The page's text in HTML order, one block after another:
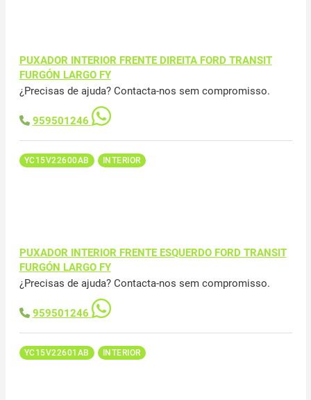
PUXADOR INTERIOR FRENTE DIREITA FORD TRANSIT
FURGÓN LARGO FY
¿Precisas de ajuda? Contacta-nos sem compromisso.
959501246
YC15V22600AB INTERIOR
PUXADOR INTERIOR FRENTE ESQUERDO FORD TRANSIT
FURGÓN LARGO FY
¿Precisas de ajuda? Contacta-nos sem compromisso.
959501246
YC15V22601AB INTERIOR